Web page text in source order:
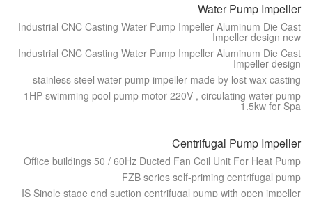
Water Pump Impeller
Industrial CNC Casting Water Pump Impeller Aluminum Die Cast
Impeller design new
Industrial CNC Casting Water Pump Impeller Aluminum Die Cast
Impeller design
stainless steel water pump impeller made by lost wax casting
1HP swimming pool pump motor 220V , circulating water pump
1.5kw for Spa
Centrifugal Pump Impeller
Office buildings 50 / 60Hz Ducted Fan Coil Unit For Heat Pump
FZB series self-priming centrifugal pump
IS Single stage end suction centrifugal pump with open impeller